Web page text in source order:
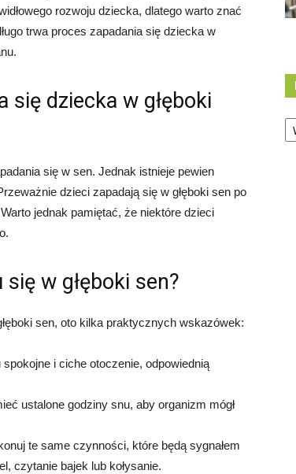
rozwoju dziecka, dlatego warto znać
trwa proces zapadania się dziecka w
się dziecka w głęboki
się w sen. Jednak istnieje pewien
dzieci zapadają się w głęboki sen po
jednak pamiętać, że niektóre dzieci
w głęboki sen?
sen, oto kilka praktycznych wskazówek:
i ciche otoczenie, odpowiednią
ustalone godziny snu, aby organizm mógł
te same czynności, które będą sygnałem
czytanie bajek lub kołysanie.